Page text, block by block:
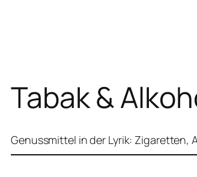
Tabak &
Genussmittel in der Lyrik: Zigaretten,